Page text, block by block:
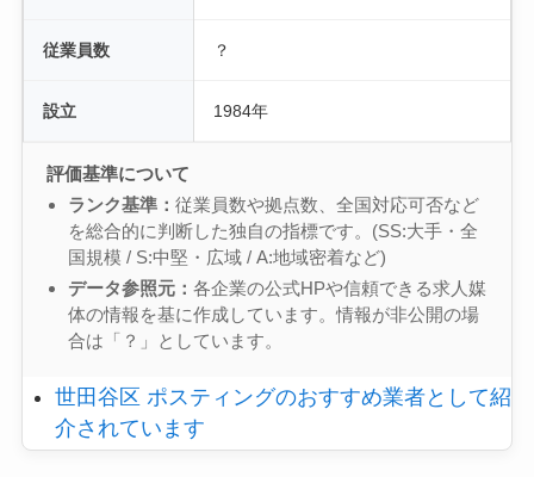
従業員数 ？
設立 1984年
評価基準について
ランク基準：従業員数や拠点数、全国対応可否など
を総合的に判断した独自の指標です。(SS:大手・全
国規模 / S:中堅・広域 / A:地域密着など)
データ参照元：各企業の公式HPや信頼できる求人媒
体の情報を基に作成しています。情報が非公開の場
合は「？」としています。
世田谷区 ポスティングのおすすめ業者として紹
介されています